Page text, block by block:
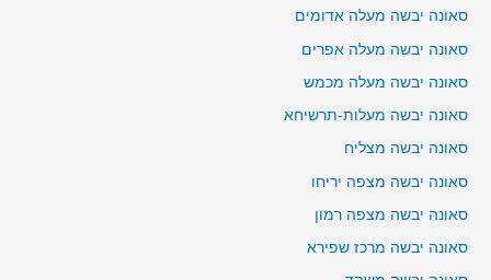
סאונה יבשה מעלה אדומים
סאונה יבשה מעלה אפרים
סאונה יבשה מעלה מכמש
סאונה יבשה מעלות-תרשיחא
סאונה יבשה מצליח
סאונה יבשה מצפה יריחו
סאונה יבשה מצפה רמון
סאונה יבשה מרכז שפירא